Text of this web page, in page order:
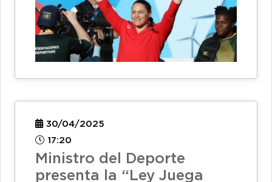
30/04/2025
17:20
Ministro del Deporte
presenta la “Ley Juega